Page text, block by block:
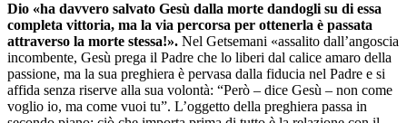
Dio «ha davvero salvato Gesù dalla morte dandogli su di essa
completa vittoria, ma la via percorsa per ottenerla è passata
attraverso la morte stessa!». Nel Getsemani «assalito dall’angoscia
incombente, Gesù prega il Padre che lo liberi dal calice amaro della
passione, ma la sua preghiera è pervasa dalla fiducia nel Padre e si
affida senza riserve alla sua volontà: “Però – dice Gesù – non come
voglio io, ma come vuoi tu”. L’oggetto della preghiera passa in